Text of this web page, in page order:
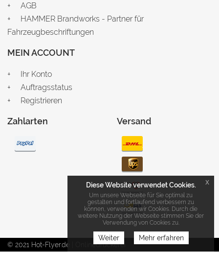
AGB
HAMMER Brandworks - Partner für
Fahrzeugbeschriftungen
MEIN ACCOUNT
Ihr Konto
Auftragsstatus
Registrieren
Zahlarten Versand
© 2021 Hot-Flyer.de | Onlinedruckerei
Diese Website verwendet Cookies.
Um unsere Webseite für Sie optimal zu
gestalten und fortlaufend verbessern zu
können, verwenden wir Cookies. Durch die
weitere Nutzung der Webseite stimmen Sie der
Verwendung von Cookies zu.
Weiter Mehr erfahren
x